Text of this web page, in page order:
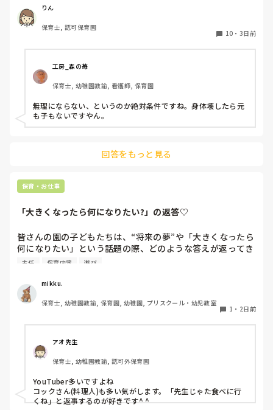
私自身、他にダブルワークもせず、午前、自分の家の用事だ
けで特に忙しくもないので、もともと、100名を超える保育
園でフリーをしていたこともあり、午前保育も業務的には大
せん。
上のような状況だと、皆さんなら、午前保育、手伝います
園長からは、この日、大丈夫とか聞かれたりします。が、辛
ければ大丈夫だからとも言われます。正規の先生の体力の方
も心配です。
りん
保育士, 認可保育園
10 ・ 3日前
工房_森の苺
保育士, 幼稚園教諭, 看護師, 保育園
無理にならない、というのか絶対条件ですね。身体壊したら元
も子もないですやん。
回答をもっと見る
保育・お仕事
「大きくなったら何になりたい?」の返答♡
皆さんの園の子どもたちは、“将来の夢”や「大きくなったら
何になりたい」という話題の際、どのような答えが返ってき
ますか⁇
「ほいくえんのせんせい！」「ようちえんのせんせい！」と
言ってくれる女児もたくさんいてなんだか嬉しくなります♪
＾＾
主任 保育内容 遊び
mikku.
保育士, 幼稚園教諭, 保育園, 幼稚園, プリスクール・幼児教室
1 ・ 2日前
アオ先生
保育士, 幼稚園教諭, 認可外保育園
YouTuber多いですよね
コックさん(料理人)も多い気がします。「先生じゃた食べに行
くね」と返事するのが好きです^ ^